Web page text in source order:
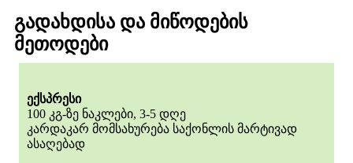
გადახდისა და მიწოდების
მეთოდები
ექსპრესი
100 კგ-ზე ნაკლები, 3-5 დღე
კარდაკარ მომსახურება საქონლის მარტივად
ასაღებად